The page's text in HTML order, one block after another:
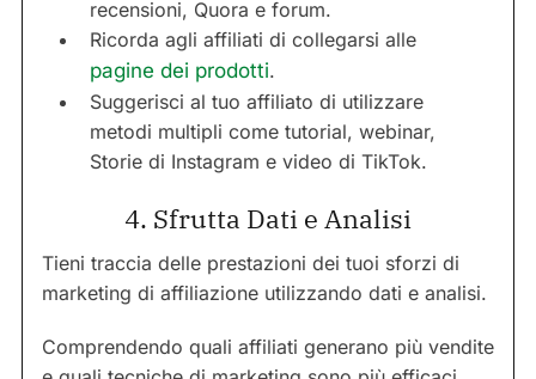
recensioni, Quora e forum.
Ricorda agli affiliati di collegarsi alle
pagine dei prodotti.
Suggerisci al tuo affiliato di utilizzare
metodi multipli come tutorial, webinar,
Storie di Instagram e video di TikTok.
4. Sfrutta Dati e Analisi
Tieni traccia delle prestazioni dei tuoi sforzi di
marketing di affiliazione utilizzando dati e analisi.
Comprendendo quali affiliati generano più vendite